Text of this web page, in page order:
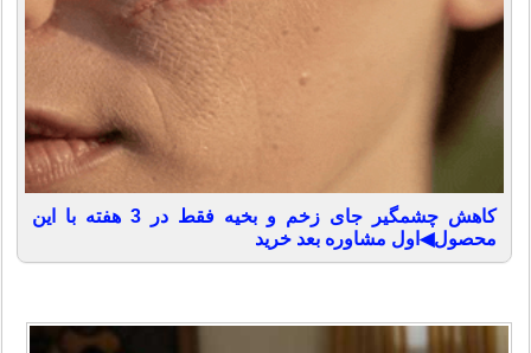
کاهش چشمگیر جای زخم و بخیه فقط در 3 هفته با این
محصول◀اول مشاوره بعد خرید